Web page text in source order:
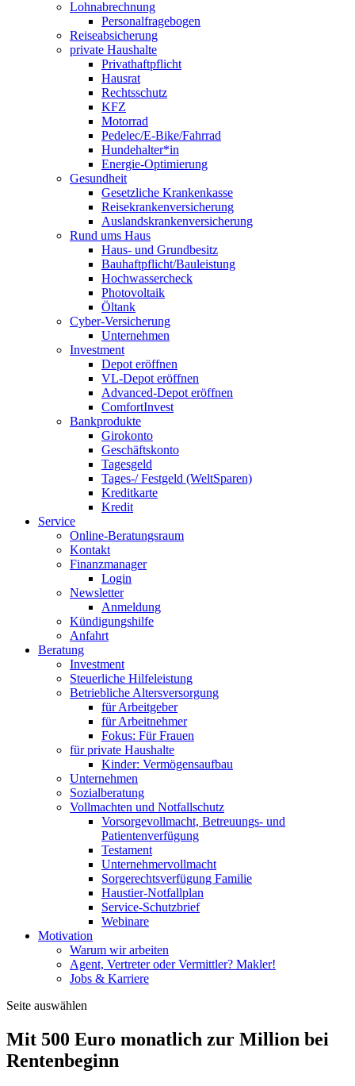
Lohnabrechnung
Personalfragebogen
Reiseabsicherung
private Haushalte
Privathaftpflicht
Hausrat
Rechtsschutz
KFZ
Motorrad
Pedelec/E-Bike/Fahrrad
Hundehalter*in
Energie-Optimierung
Gesundheit
Gesetzliche Krankenkasse
Reisekrankenversicherung
Auslandskrankenversicherung
Rund ums Haus
Haus- und Grundbesitz
Bauhaftpflicht/Bauleistung
Hochwassercheck
Photovoltaik
Öltank
Cyber-Versicherung
Unternehmen
Investment
Depot eröffnen
VL-Depot eröffnen
Advanced-Depot eröffnen
ComfortInvest
Bankprodukte
Girokonto
Geschäftskonto
Tagesgeld
Tages-/ Festgeld (WeltSparen)
Kreditkarte
Kredit
Service
Online-Beratungsraum
Kontakt
Finanzmanager
Login
Newsletter
Anmeldung
Kündigungshilfe
Anfahrt
Beratung
Investment
Steuerliche Hilfeleistung
Betriebliche Altersversorgung
für Arbeitgeber
für Arbeitnehmer
Fokus: Für Frauen
für private Haushalte
Kinder: Vermögensaufbau
Unternehmen
Sozialberatung
Vollmachten und Notfallschutz
Vorsorgevollmacht, Betreuungs- und
Patientenverfügung
Testament
Unternehmer­vollmacht
Sorgerechtsverfügung Familie
Haustier-Notfallplan
Service-Schutzbrief
Webinare
Motivation
Warum wir arbeiten
Agent, Vertreter oder Vermittler? Makler!
Jobs & Karriere
Seite auswählen
Mit 500 Euro monatlich zur Million bei
Rentenbeginn